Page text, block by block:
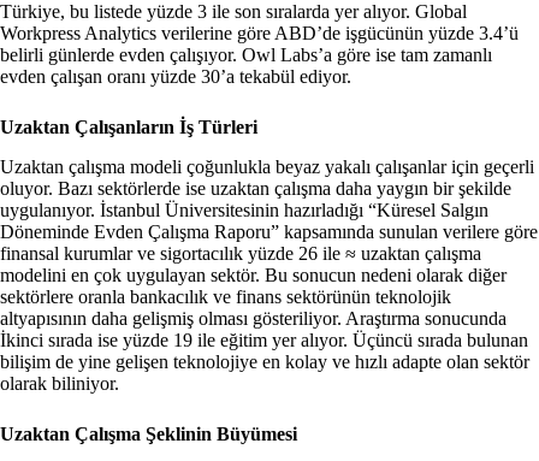
Türkiye, bu listede yüzde 3 ile son sıralarda yer alıyor. Global
Workpress Analytics verilerine göre ABD’de işgücünün yüzde 3.4’ü
belirli günlerde evden çalışıyor. Owl Labs’a göre ise tam zamanlı
evden çalışan oranı yüzde 30’a tekabül ediyor.
Uzaktan Çalışanların İş Türleri
Uzaktan çalışma modeli çoğunlukla beyaz yakalı çalışanlar için geçerli
oluyor. Bazı sektörlerde ise uzaktan çalışma daha yaygın bir şekilde
uygulanıyor. İstanbul Üniversitesinin hazırladığı “Küresel Salgın
Döneminde Evden Çalışma Raporu” kapsamında sunulan verilere göre
finansal kurumlar ve sigortacılık yüzde 26 ile ≈ uzaktan çalışma
modelini en çok uygulayan sektör. Bu sonucun nedeni olarak diğer
sektörlere oranla bankacılık ve finans sektörünün teknolojik
altyapısının daha gelişmiş olması gösteriliyor. Araştırma sonucunda
İkinci sırada ise yüzde 19 ile eğitim yer alıyor. Üçüncü sırada bulunan
bilişim de yine gelişen teknolojiye en kolay ve hızlı adapte olan sektör
olarak biliniyor.
Uzaktan Çalışma Şeklinin Büyümesi